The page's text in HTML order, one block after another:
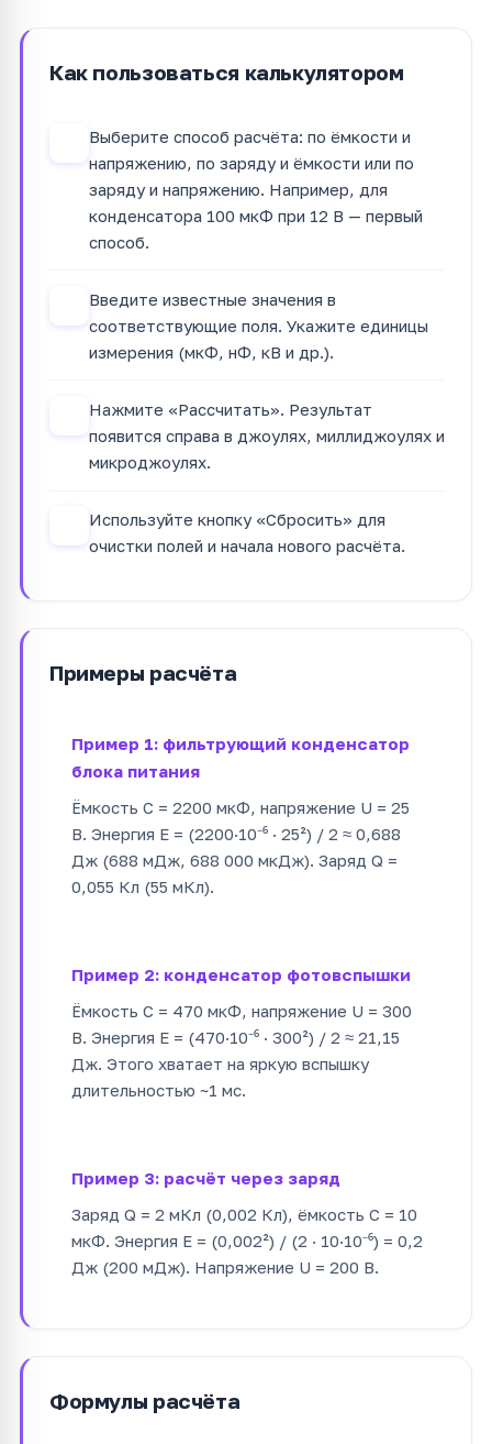
Как пользоваться калькулятором
Выберите способ расчёта: по ёмкости и
напряжению, по заряду и ёмкости или по
заряду и напряжению. Например, для
конденсатора 100 мкФ при 12 В — первый
способ.
Введите известные значения в
соответствующие поля. Укажите единицы
измерения (мкФ, нФ, кВ и др.).
Нажмите «Рассчитать». Результат
появится справа в джоулях, миллиджоулях и
микроджоулях.
Используйте кнопку «Сбросить» для
очистки полей и начала нового расчёта.
Примеры расчёта
Пример 1: фильтрующий конденсатор
блока питания
Ёмкость C = 2200 мкФ, напряжение U = 25
В. Энергия E = (2200·10⁻⁶ · 25²) / 2 ≈ 0,688
Дж (688 мДж, 688 000 мкДж). Заряд Q =
0,055 Кл (55 мКл).
Пример 2: конденсатор фотовспышки
Ёмкость C = 470 мкФ, напряжение U = 300
В. Энергия E = (470·10⁻⁶ · 300²) / 2 ≈ 21,15
Дж. Этого хватает на яркую вспышку
длительностью ~1 мс.
Пример 3: расчёт через заряд
Заряд Q = 2 мКл (0,002 Кл), ёмкость C = 10
мкФ. Энергия E = (0,002²) / (2 · 10·10⁻⁶) = 0,2
Дж (200 мДж). Напряжение U = 200 В.
Формулы расчёта